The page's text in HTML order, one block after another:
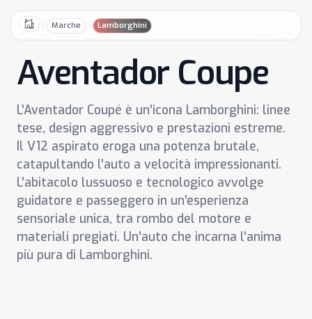
HomeMarche Lamborghini
Aventador Coupe
L'Aventador Coupé è un'icona Lamborghini: linee
tese, design aggressivo e prestazioni estreme.
Il V12 aspirato eroga una potenza brutale,
catapultando l'auto a velocità impressionanti.
L'abitacolo lussuoso e tecnologico avvolge
guidatore e passeggero in un'esperienza
sensoriale unica, tra rombo del motore e
materiali pregiati. Un'auto che incarna l'anima
più pura di Lamborghini.